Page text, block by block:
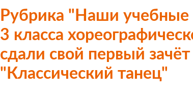
Рубрика "Наши учебные
3 класса
сдали свой первый
"Классический танец"